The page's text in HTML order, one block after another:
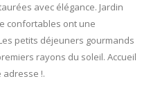
avec élégance. Jardin
confortables ont une
petits déjeuners gourmands
rayons du soleil. Accueil
adresse !.